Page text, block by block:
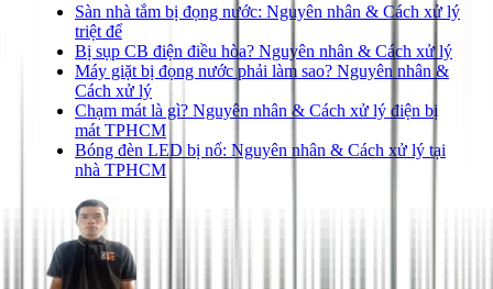
Sàn nhà tắm bị đọng nước: Nguyên nhân & Cách xử lý
triệt để
Bị sụp CB điện điều hòa? Nguyên nhân & Cách xử lý
Máy giặt bị đọng nước phải làm sao? Nguyên nhân &
Cách xử lý
Chạm mát là gì? Nguyên nhân & Cách xử lý điện bị
mát TPHCM
Bóng đèn LED bị nổ: Nguyên nhân & Cách xử lý tại
nhà TPHCM